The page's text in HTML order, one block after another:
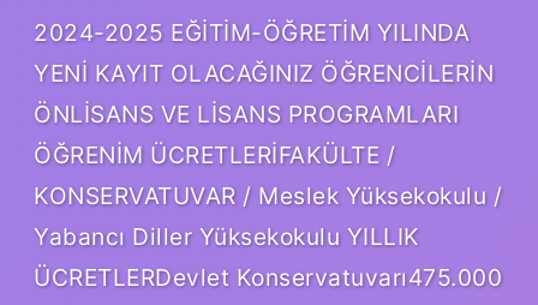
2024-2025 EĞİTİM-ÖĞRETİM YILINDA
YENİ KAYIT OLACAĞINIZ ÖĞRENCİLERİN
ÖNLİSANS VE LİSANS PROGRAMLARI
ÖĞRENİM ÜCRETLERİFAKÜLTE /
KONSERVATUVAR / Meslek Yüksekokulu /
Yabancı Diller Yüksekokulu YILLIK
ÜCRETLERDevlet Konservatuvarı475.000